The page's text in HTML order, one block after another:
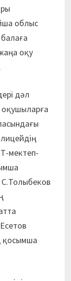
облыс
оқу
дәл
мектеп-
С.Толыбеков
қосымша